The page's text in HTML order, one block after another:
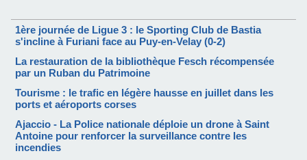
1ère journée de Ligue 3 : le Sporting Club de Bastia
s'incline à Furiani face au Puy-en-Velay (0-2)
La restauration de la bibliothèque Fesch récompensée
par un Ruban du Patrimoine
Tourisme : le trafic en légère hausse en juillet dans les
ports et aéroports corses
Ajaccio - La Police nationale déploie un drone à Saint
Antoine pour renforcer la surveillance contre les
incendies